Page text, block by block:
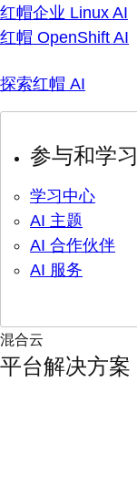
红帽企业 Linux AI
红帽 OpenShift AI
探索红帽 AI
参与和学习
学习中心
AI 主题
AI 合作伙伴
AI 服务
混合云
平台解决方案